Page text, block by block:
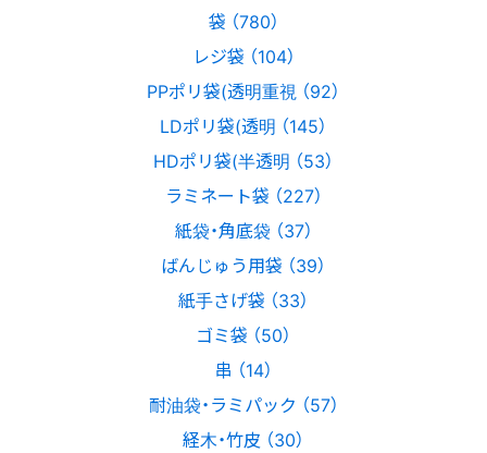
袋 （780）
レジ袋 （104）
PPポリ袋(透明重視 （92）
LDポリ袋(透明 （145）
HDポリ袋(半透明 （53）
ラミネート袋 （227）
紙袋・角底袋 （37）
ばんじゅう用袋 （39）
紙手さげ袋 （33）
ゴミ袋 （50）
串 （14）
耐油袋・ラミパック （57）
経木・竹皮 （30）